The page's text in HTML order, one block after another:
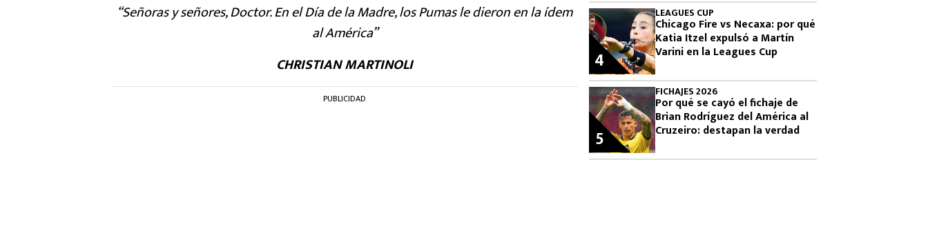
“Señoras y señores, Doctor. En el Día de la Madre, los Pumas le dieron en la ídem
al América”
CHRISTIAN MARTINOLI
PUBLICIDAD
LEAGUES CUP
Chicago Fire vs Necaxa: por qué
Katia Itzel expulsó a Martín
Varini en la Leagues Cup
4
FICHAJES 2026
Por qué se cayó el fichaje de
Brian Rodríguez del América al
Cruzeiro: destapan la verdad
5